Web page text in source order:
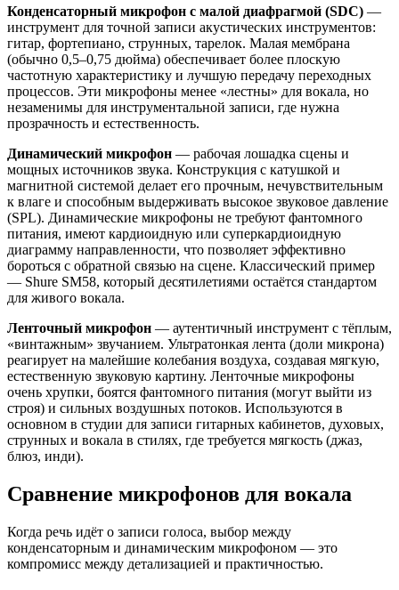
Конденсаторный микрофон с малой диафрагмой (SDC) —
инструмент для точной записи акустических инструментов:
гитар, фортепиано, струнных, тарелок. Малая мембрана
(обычно 0,5–0,75 дюйма) обеспечивает более плоскую
частотную характеристику и лучшую передачу переходных
процессов. Эти микрофоны менее «лестны» для вокала, но
незаменимы для инструментальной записи, где нужна
прозрачность и естественность.
Динамический микрофон — рабочая лошадка сцены и
мощных источников звука. Конструкция с катушкой и
магнитной системой делает его прочным, нечувствительным
к влаге и способным выдерживать высокое звуковое давление
(SPL). Динамические микрофоны не требуют фантомного
питания, имеют кардиоидную или суперкардиоидную
диаграмму направленности, что позволяет эффективно
бороться с обратной связью на сцене. Классический пример
— Shure SM58, который десятилетиями остаётся стандартом
для живого вокала.
Ленточный микрофон — аутентичный инструмент с тёплым,
«винтажным» звучанием. Ультратонкая лента (доли микрона)
реагирует на малейшие колебания воздуха, создавая мягкую,
естественную звуковую картину. Ленточные микрофоны
очень хрупки, боятся фантомного питания (могут выйти из
строя) и сильных воздушных потоков. Используются в
основном в студии для записи гитарных кабинетов, духовых,
струнных и вокала в стилях, где требуется мягкость (джаз,
блюз, инди).
Сравнение микрофонов для вокала
Когда речь идёт о записи голоса, выбор между
конденсаторным и динамическим микрофоном — это
компромисс между детализацией и практичностью.